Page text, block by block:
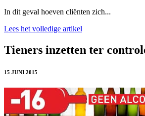
In dit geval hoeven cliënten zich...
Lees het volledige artikel
Tieners inzetten ter
15 JUNI 2015